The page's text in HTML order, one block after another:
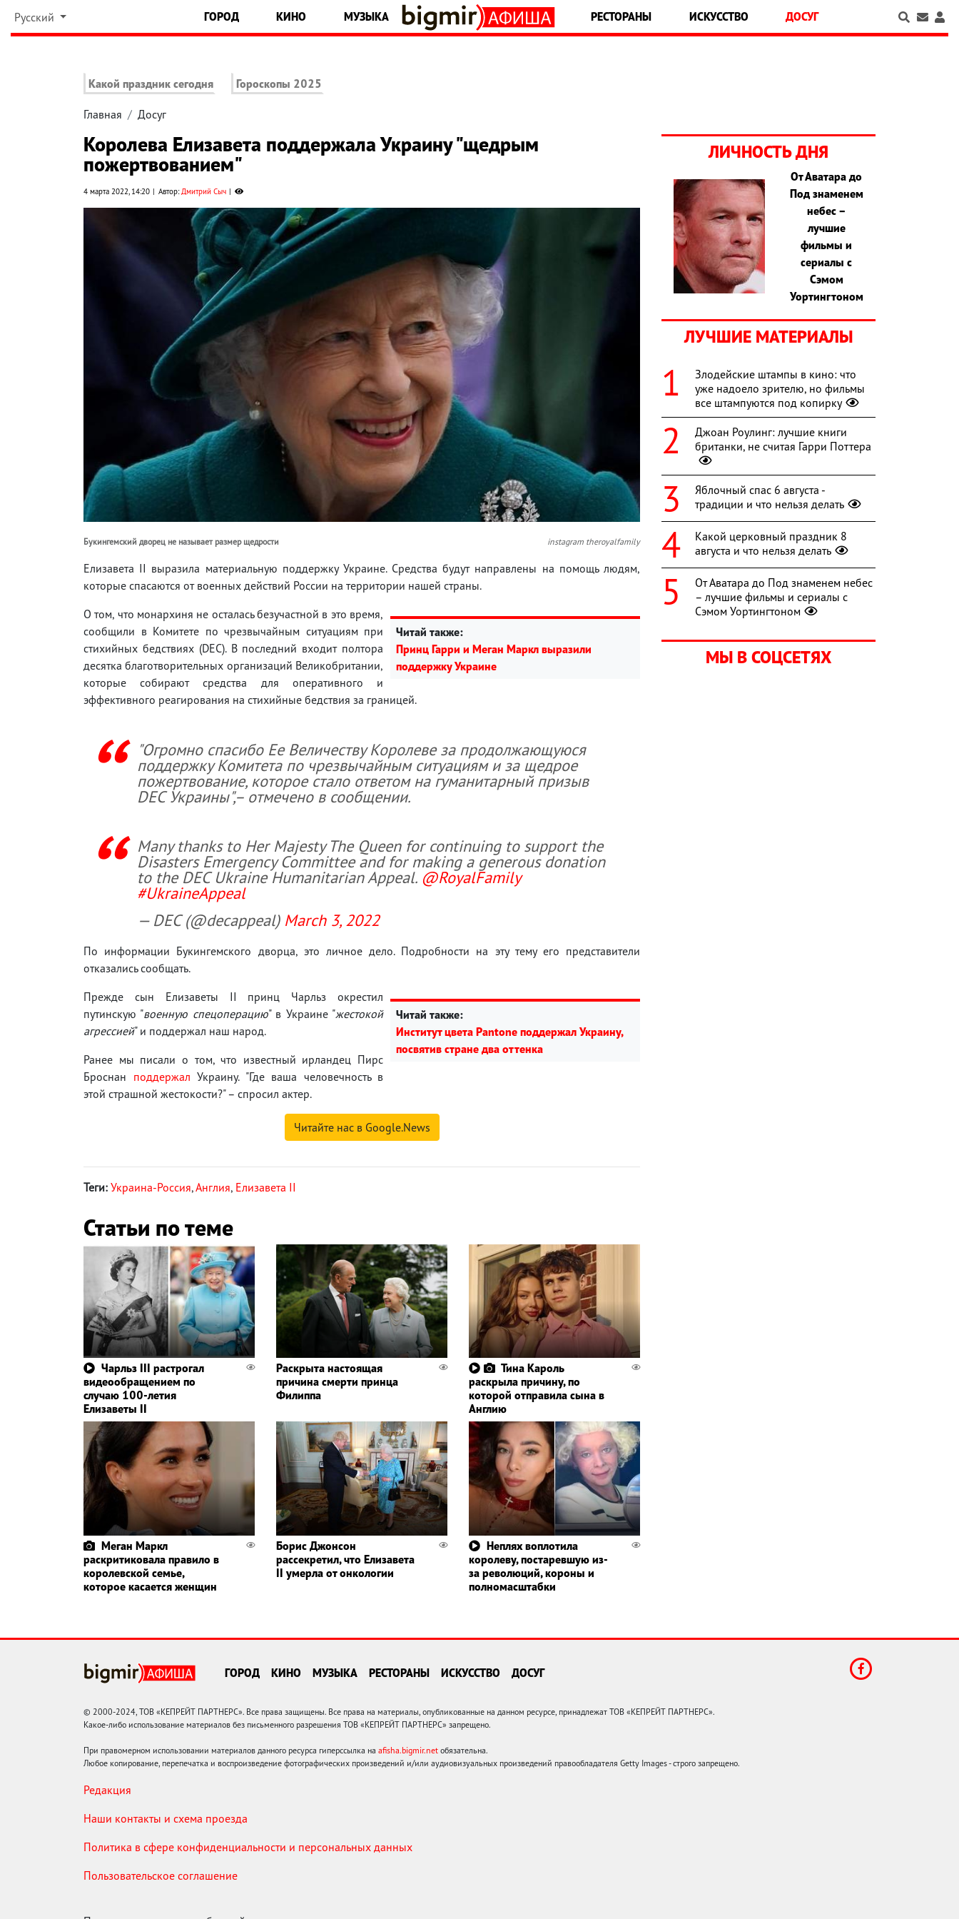
Русский ГОРОД КИНО МУЗЫКА РЕСТОРАНЫ ИСКУССТВО ДОСУГ
Какой праздник сегодня Гороскопы 2025
Главная Досуг
Королева Елизавета поддержала Украину "щедрым
пожертвованием"
4 марта 2022, 14:20 Автор:Дмитрий Сыч
Букингемский дворец не называет размер щедрости instagram theroyalfamily
Елизавета II выразила материальную поддержку Украине. Средства будут направлены на помощь людям,
которые спасаются от военных действий России на территории нашей страны.
Читай также:
Принц Гарри и Меган Маркл выразили
поддержку Украине
О том, что монархиня не осталась безучастной в это время,
сообщили в Комитете по чрезвычайным ситуациям при
стихийных бедствиях (DEC). В последний входит полтора
десятка благотворительных организаций Великобритании,
которые собирают средства для оперативного и
эффективного реагирования на стихийные бедствия за границей.
"Огромно спасибо Ее Величеству Королеве за продолжающуюся
поддержку Комитета по чрезвычайным ситуациям и за щедрое
пожертвование, которое стало ответом на гуманитарный призыв
DEC Украины",– отмечено в сообщении.
Many thanks to Her Majesty The Queen for continuing to support the
Disasters Emergency Committee and for making a generous donation
to the DEC Ukraine Humanitarian Appeal. @RoyalFamily
#UkraineAppeal
— DEC (@decappeal) March 3, 2022
По информации Букингемского дворца, это личное дело. Подробности на эту тему его представители
отказались сообщать.
Читай также:
Институт цвета Pantone поддержал Украину,
посвятив стране два оттенка
Прежде сын Елизаветы ІІ принц Чарльз окрестил
путинскую "военную спецоперацию" в Украине "жестокой
агрессией" и поддержал наш народ.
Ранее мы писали о том, что известный ирландец Пирс
Броснан поддержал Украину. "Где ваша человечность в
этой страшной жестокости?" – спросил актер.
Читайте нас в Google.News
Теги: Украина-Россия,Англия, Елизавета II
Статьи по теме
Чарльз III растрогал
видеообращением по
случаю 100-летия
Елизаветы II
Раскрыта настоящая
причина смерти принца
Филиппа
Тина Кароль
раскрыла причину, по
которой отправила сына в
Англию
Меган Маркл
раскритиковала правило в
королевской семье,
которое касается женщин
Борис Джонсон
рассекретил, что Елизавета
II умерла от онкологии
Неплях воплотила
королеву, постаревшую из-
за революций, короны и
полномасштабки
ЛИЧНОСТЬ ДНЯ
От Аватара до
Под знаменем
небес –
лучшие
фильмы и
сериалы с
Сэмом
Уортингтоном
ЛУЧШИЕ МАТЕРИАЛЫ
Злодейские штампы в кино: что
уже надоело зрителю, но фильмы
все штампуются под копирку
Джоан Роулинг: лучшие книги
британки, не считая Гарри Поттера
Яблочный спас 6 августа -
традиции и что нельзя делать
Какой церковный праздник 8
августа и что нельзя делать
От Аватара до Под знаменем небес
– лучшие фильмы и сериалы с
Сэмом Уортингтоном
МЫ В СОЦСЕТЯХ
ГОРОД КИНО МУЗЫКА РЕСТОРАНЫ ИСКУССТВО ДОСУГ
© 2000-2024, ТОВ «КЕПРЕЙТ ПАРТНЕРС». Все права защищены. Все права на материалы, опубликованные на данном ресурсе, принадлежат ТОВ «КЕПРЕЙТ ПАРТНЕРС».
Какое-либо использование материалов без письменного разрешения ТОВ «КЕПРЕЙТ ПАРТНЕРС» запрещено.
При правомерном использовании материалов данного ресурса гиперссылка на afisha.bigmir.net обязательна.
Любое копирование, перепечатка и воспроизведение фотографических произведений и/или аудиовизуальных произведений правообладателя Getty Images - строго запрещено.
Редакция
Наши контакты и схема проезда
Политика в сфере конфиденциальности и персональных данных
Пользовательское соглашение